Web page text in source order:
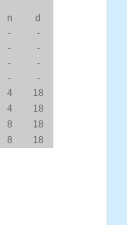
n
d
-
-
-
-
-
-
-
-
4
18
4
18
8
18
8
18